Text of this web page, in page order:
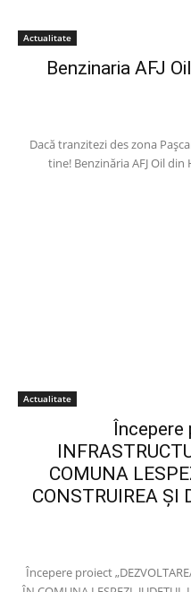
Actualitate
Benzinaria AFJ
Dacă tranzitezi des zona
tine! Benzinăria AFJ Oil
Actualitate
Începere
COMUNA
CONSTRUIREA ȘI
Începere proiect